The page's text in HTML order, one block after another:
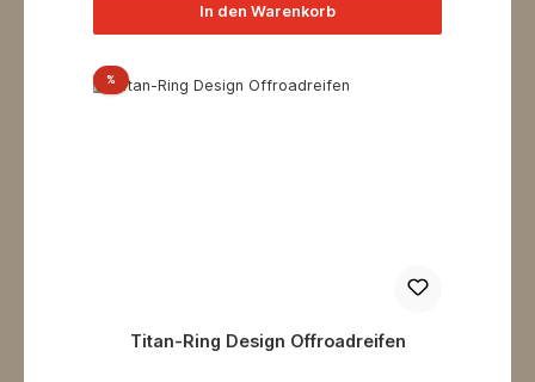
In den Warenkorb
%Rabatt
Titan-Ring Design Offroadreifen